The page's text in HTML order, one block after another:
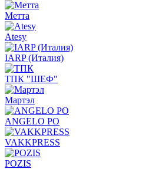
Метта
Atesy
IARP (Италия)
ТПК "ШЕФ"
Мартэл
ANGELO PO
VAKKPRESS
POZIS